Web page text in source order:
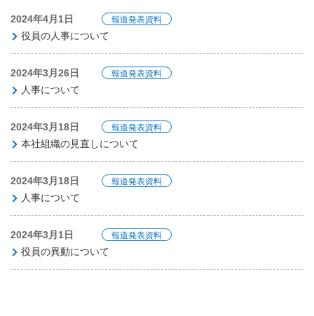
2024年4月1日 報道発表資料
役員の人事について
2024年3月26日 報道発表資料
人事について
2024年3月18日 報道発表資料
本社組織の見直しについて
2024年3月18日 報道発表資料
人事について
2024年3月1日 報道発表資料
役員の異動について